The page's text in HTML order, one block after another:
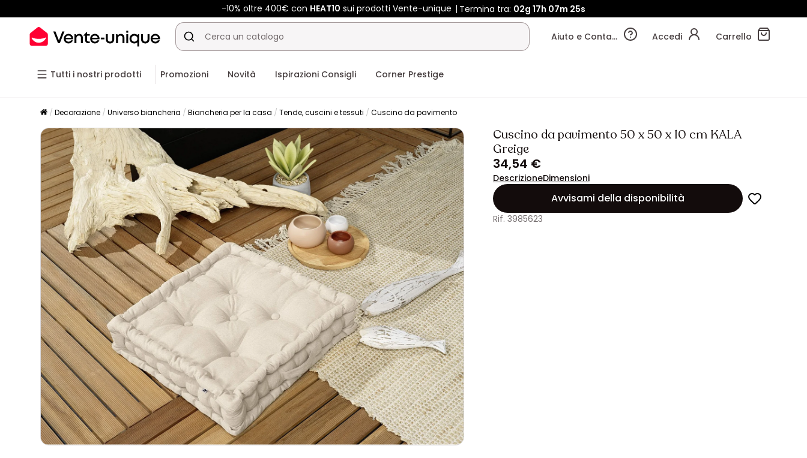
-10% oltre 400€ con HEAT10 sui prodotti Vente-unique Termina tra: 02g 17h 07m 24s
Aiuto e Contatti Accedi Carrello
Tutti i nostri prodotti Promozioni Novità Ispirazioni Consigli Corner Prestige
Decorazione Universo biancheria Biancheria per la casa Tende, cuscini e tessuti Cuscino da pavimento
Cuscino da pavimento 50 x 50 x 10 cm KALA
Greige
34,54 €
DescrizioneDimensioni
Avvisami della disponibilità
Rif. 3985623